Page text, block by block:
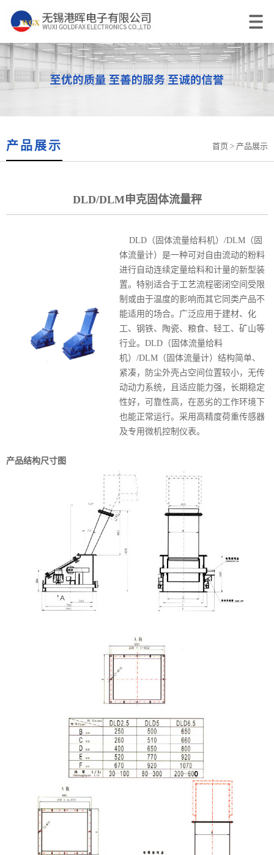
产品展示 首页 > 产品展示
DLD/DLM申克固体流量秤
DLD（固体流量给料机）/DLM（固
体流量计）是一种可对自由流动的粉料
进行自动连续定量给料和计量的新型装
置。特别适合于工艺流程密闭空间受限
制或由于温度的影响而其它同类产品不
能适用的场合。广泛应用于建材、化
工、钢铁、陶瓷、粮食、轻工、矿山等
行业。DLD（固体流量给料
机）/DLM（固体流量计）结构简单、
紧凑，防尘外壳占空间位置较小，无传
动动力系统，且适应能力强，长期稳定
性好，可靠性高，在恶劣的工作环境下
也能正常运行。采用高精度荷重传感器
及专用微机控制仪表。
产品结构尺寸图